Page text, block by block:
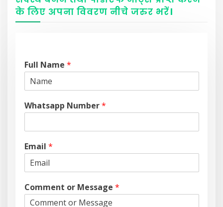
के लिए अपना विवरण नीचेजरुर भरें।
Full Name *
Whatsapp Number*
Email *
Comment or Message *